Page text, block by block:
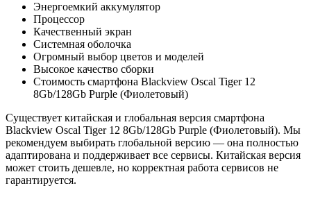
Энергоемкий аккумулятор
Процессор
Качественный экран
Системная оболочка
Огромный выбор цветов и моделей
Высокое качество сборки
Стоимость смартфона Blackview Oscal Tiger 12
8Gb/128Gb Purple (Фиолетовый)
Существует китайская и глобальная версия смартфона
Blackview Oscal Tiger 12 8Gb/128Gb Purple (Фиолетовый). Мы
рекомендуем выбирать глобальной версию — она полностью
адаптирована и поддерживает все сервисы. Китайская версия
может стоить дешевле, но корректная работа сервисов не
гарантируется.